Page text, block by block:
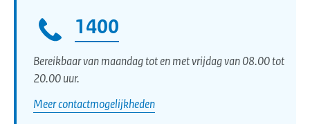
1400
Bereikbaar van maandag tot en met vrijdag van 08.00 tot
20.00 uur.
Meer contactmogelijkheden